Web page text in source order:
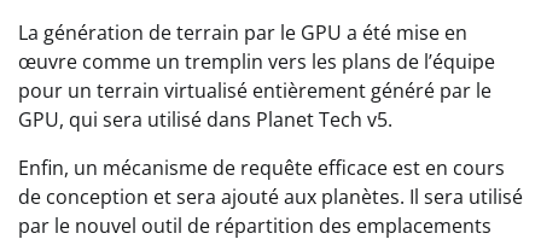
La génération de terrain par le GPU a été mise en
œuvre comme un tremplin vers les plans de l’équipe
pour un terrain virtualisé entièrement généré par le
GPU, qui sera utilisé dans Planet Tech v5.
Enfin, un mécanisme de requête efficace est en cours
de conception et sera ajouté aux planètes. Il sera utilisé
par le nouvel outil de répartition des emplacements